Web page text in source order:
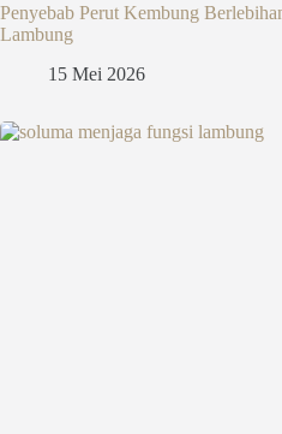
Penyebab Perut Kembung
Lambung
15 Mei 2026